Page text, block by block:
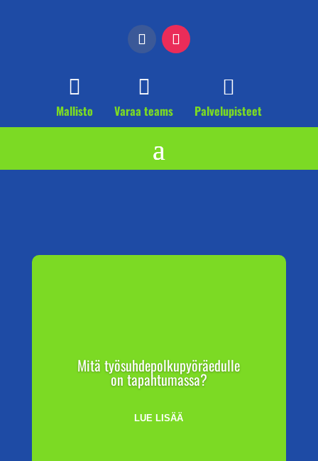

Mallisto

Varaa teams

Palvelupisteet
Mitä työsuhdepolkupyöräedulle
on tapahtumassa?
LUE LISÄÄ